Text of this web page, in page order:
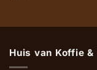
Huis van Koffie &